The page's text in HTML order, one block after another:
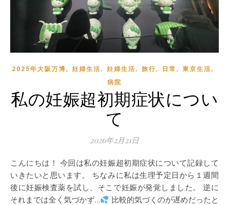
2025年大阪万博, 妊婦生活, 妊婦生活, 旅行, 日常 , 東京生活,
病院
私の妊娠超初期症状につい
て
2026年2月21日
こんにちは！ 今回は私の妊娠超初期症状について記録して
いきたいと思います。 ちなみに私は生理予定日から１週間
後に妊娠検査薬を試し、そこで妊娠が発覚しました。 逆に
それまでは全く気づかず…
比較的気づくのが遅めだったと